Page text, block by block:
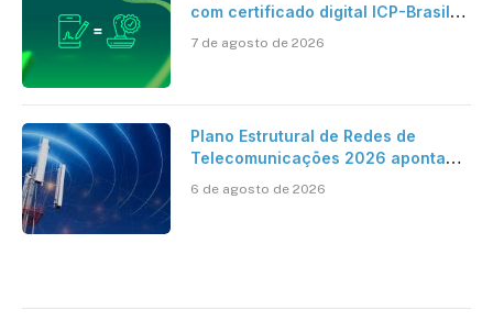
com certificado digital ICP-Brasil
cartório
7 de agosto de 2026
Plano Estrutural de Redes de
Telecomunicações 2026 aponta
mantém desafio
6 de agosto de 2026